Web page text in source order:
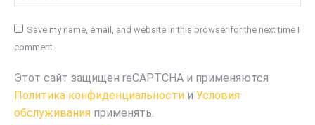
Save my name, email, and website in this browser for the next time I
comment.
Этот сайт защищен reCAPTCHA и применяются
Политика конфиденциальности и Условия
обслуживания применять.